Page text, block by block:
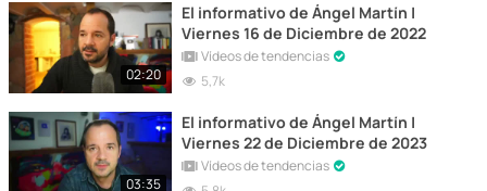
02:20
El informativo de Ángel Martín |
Viernes 16 de Diciembre de 2022
Vídeos de tendencias
5,7k
03:35
El informativo de Ángel Martín |
Viernes 22 de Diciembre de 2023
Vídeos de tendencias